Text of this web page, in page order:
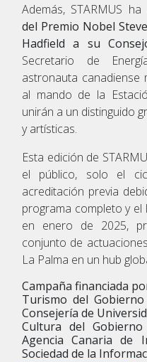
Además, STARMUS
del Premio Nobel
Hadfield a su
Secretario de
astronauta
al mando de la
unirán a un distinguido
y artísticas.
Esta edición de
el público, solo el
acreditación previa
programa completo y el
en enero de 2025,
conjunto de
La Palma en un hub
Campaña financiada
Turismo del
Consejería de
Cultura del
Agencia Canaria de
Sociedad de la